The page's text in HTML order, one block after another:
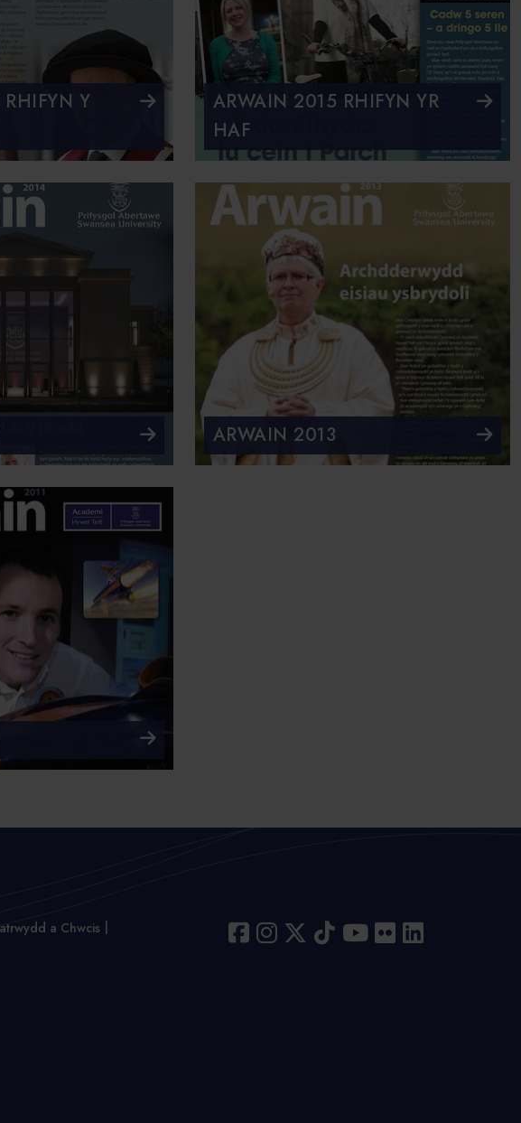
Y
ARWAIN 2015 RHIFYN YR
HAF
ARWAIN 2013
a Chwcis